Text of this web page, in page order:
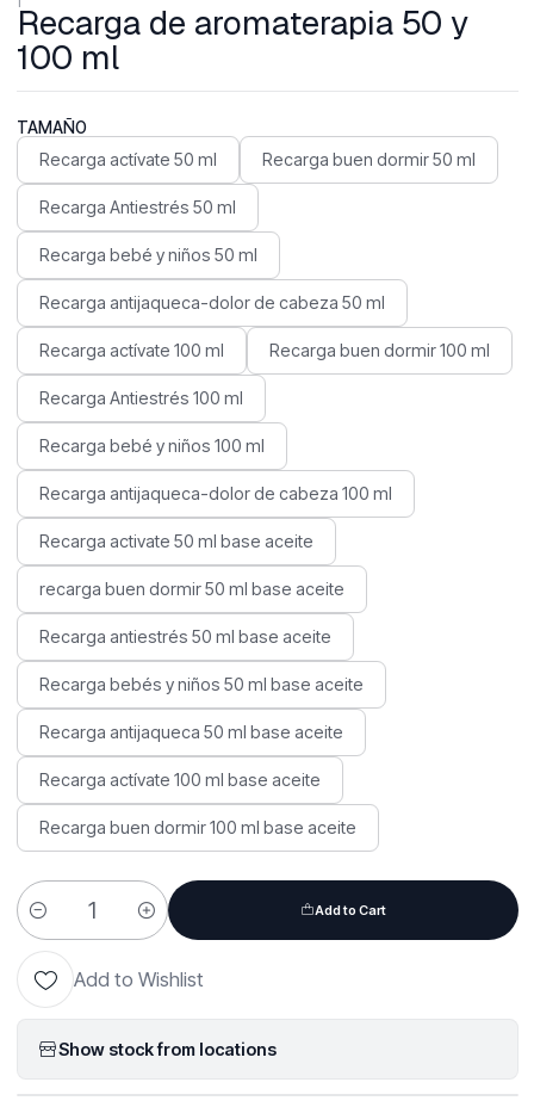
Recarga de aromaterapia 50 y
100 ml
TAMAÑO
Recarga actívate 50 ml Recarga buen dormir 50 ml
Recarga Antiestrés 50 ml
Recarga bebé y niños 50 ml
Recarga antijaqueca-dolor de cabeza 50 ml
Recarga actívate 100 ml Recarga buen dormir 100 ml
Recarga Antiestrés 100 ml
Recarga bebé y niños 100 ml
Recarga antijaqueca-dolor de cabeza 100 ml
Recarga activate 50 ml base aceite
recarga buen dormir 50 ml base aceite
Recarga antiestrés 50 ml base aceite
Recarga bebés y niños 50 ml base aceite
Recarga antijaqueca 50 ml base aceite
Recarga actívate 100 ml base aceite
Recarga buen dormir 100 ml base aceite
Quantity
Add to Cart
Add to Wishlist
Show stock from locations